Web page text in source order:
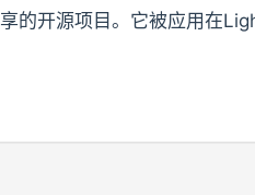
的开源项目。它被应用在